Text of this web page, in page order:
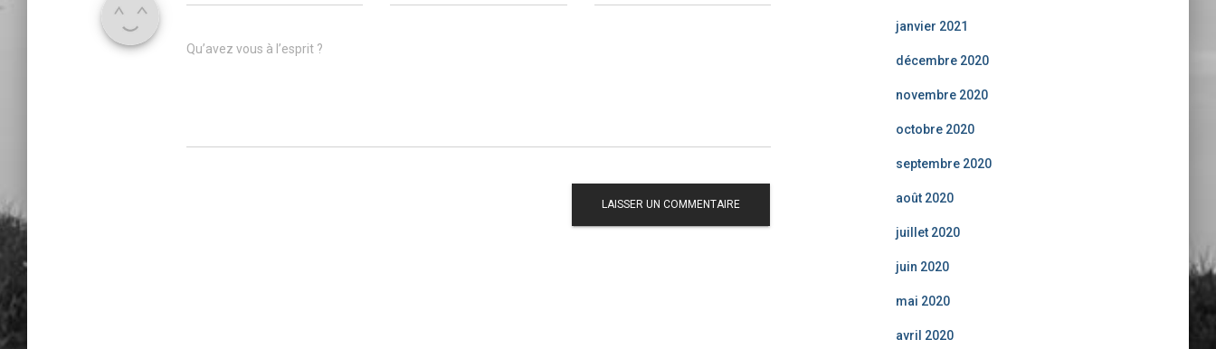
Qu’avez vous à l’esprit ?
janvier 2021
décembre 2020
novembre 2020
octobre 2020
septembre 2020
août 2020
juillet 2020
juin 2020
mai 2020
avril 2020